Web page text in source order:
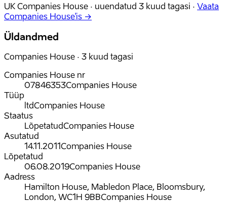
UK Companies House · uuendatud 3 kuud tagasi · Vaata
Companies House'is →
Üldandmed
Companies House · 3 kuud tagasi
Companies House nr
07846353Companies House
Tüüp
ltdCompanies House
Staatus
LõpetatudCompanies House
Asutatud
14.11.2011Companies House
Lõpetatud
06.08.2019Companies House
Aadress
Hamilton House, Mabledon Place, Bloomsbury,
London, WC1H 9BBCompanies House